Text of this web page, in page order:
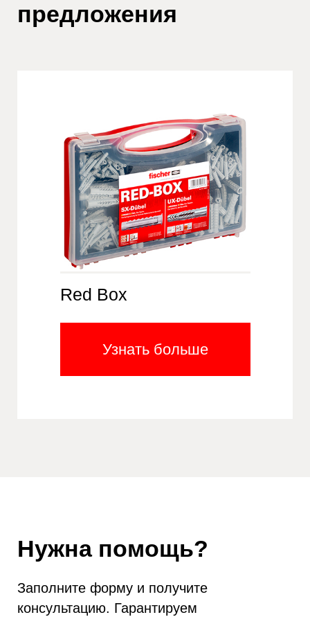
предложения
Red Box
Узнать больше
Нужна помощь?
Заполните форму и получите
консультацию. Гарантируем